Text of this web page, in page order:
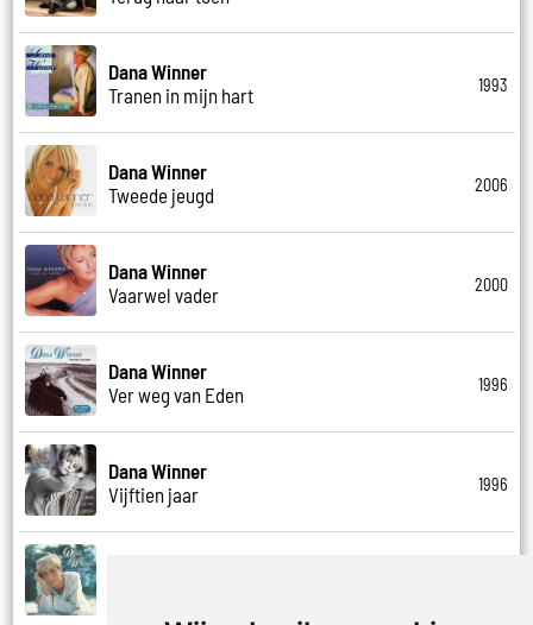
Dana Winner
Tranen in mijn hart
1993
Dana Winner
Tweede jeugd
2006
Dana Winner
Vaarwel vader
2000
Dana Winner
Ver weg van Eden
1996
Dana Winner
Vijftien jaar
1996